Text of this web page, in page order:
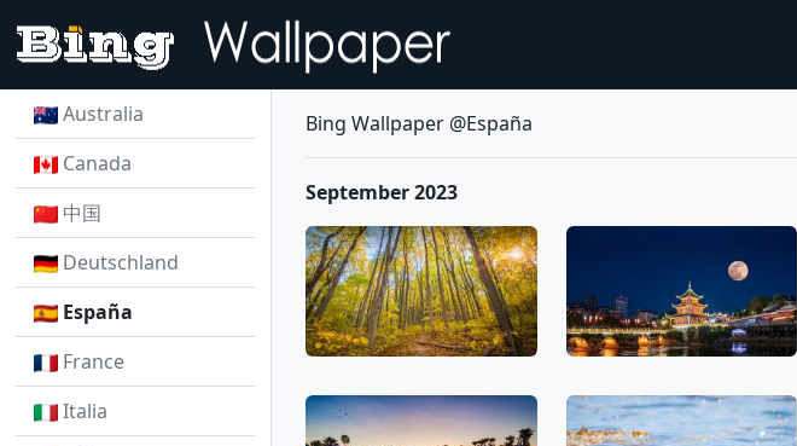
Australia
Canada
中国
Deutschland
España
France
Italia
Bing Wallpaper @España
September 2023